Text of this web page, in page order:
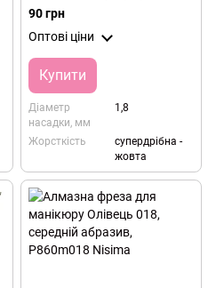
абразив, P860i018, Nisima
90 грн
Оптові ціни
Купити
Діаметр
насадки, мм
1,8
Жорсткість
супердрібна -
жовта